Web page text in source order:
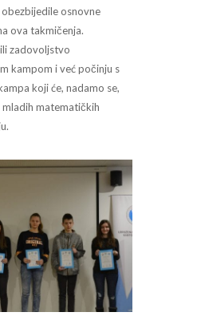
osnovne
ova takmičenja.
zadovoljstvo
kampom i već počinju s
koji će, nadamo se,
matematičkih